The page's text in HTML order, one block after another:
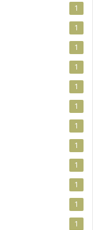
1
1
1
1
1
1
1
1
1
1
1
1